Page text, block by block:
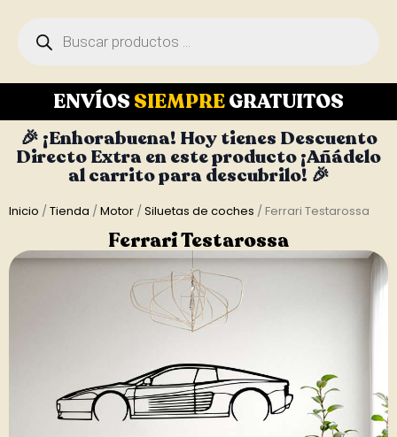
ENVÍOS SIEMPREGRATUITOS
🎉 ¡Enhorabuena! Hoy tienes Descuento
Directo Extra en este producto ¡Añádelo
al carrito para descubrilo! 🎉
Inicio /Tienda /Motor /Siluetas de coches / Ferrari Testarossa
Ferrari Testarossa